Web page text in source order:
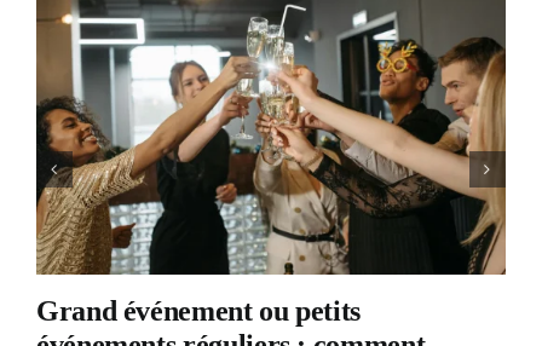
Grand événement ou petits